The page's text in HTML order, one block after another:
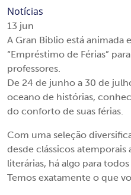
Notícias
13 jun
A Gran Biblio está animada
“Empréstimo de Férias”
professores.
De 24 de junho a 30 de
oceano de histórias,
do conforto de suas férias.
Com uma seleção
desde clássicos atemporais
literárias, há algo para
Temos exatamente o que